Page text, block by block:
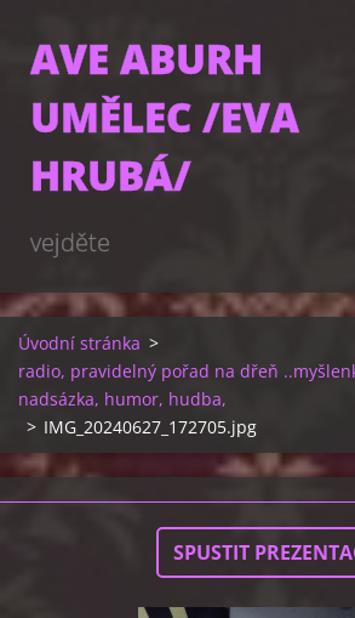
AVE ABURH
UMĚLEC /EVA
HRUBÁ/
vejděte
Úvodní stránka >
radio, pravidelný pořad na dřeň
nadsázka, humor, hudba,
> IMG_20240627_172705.jpg
SPUSTIT